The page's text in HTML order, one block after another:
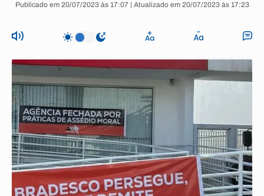
Publicado em 20/07/2023 às 17:07 | Atualizado em 20/07/2023 às 17:23